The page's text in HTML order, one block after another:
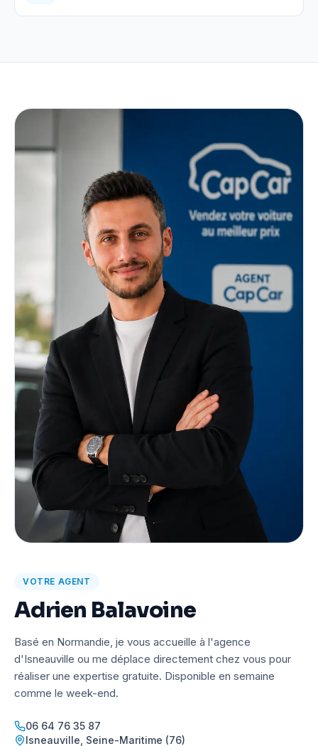
VOTRE AGENT
Adrien Balavoine
Basé en Normandie, je vous accueille à l'agence
d'Isneauville ou me déplace directement chez vous pour
réaliser une expertise gratuite. Disponible en semaine
comme le week-end.
06 64 76 35 87
Isneauville Seine-Maritime (76)